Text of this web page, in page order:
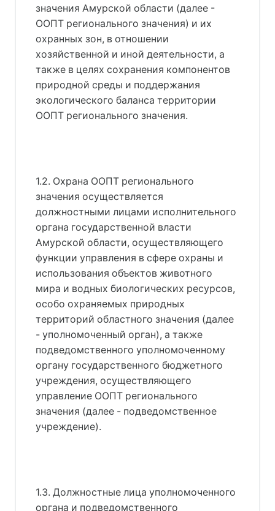
значения Амурской области (далее -
ООПТ регионального значения) и их
охранных зон, в отношении
хозяйственной и иной деятельности, а
также в целях сохранения компонентов
природной среды и поддержания
экологического баланса территории
ООПТ регионального значения.
1.2. Охрана ООПТ регионального
значения осуществляется
должностными лицами исполнительного
органа государственной власти
Амурской области, осуществляющего
функции управления в сфере охраны и
использования объектов животного
мира и водных биологических ресурсов,
особо охраняемых природных
территорий областного значения (далее
- уполномоченный орган), а также
подведомственного уполномоченному
органу государственного бюджетного
учреждения, осуществляющего
управление ООПТ регионального
значения (далее - подведомственное
учреждение).
1.3. Должностные лица уполномоченного
органа и подведомственного